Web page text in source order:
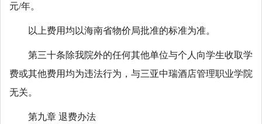
元/年。
以上费用均以海南省物价局批准的标准为准。
第三十条除我院外的任何其他单位与个人向学生收取学
费或其他费用均为违法行为，与三亚中瑞酒店管理职业学院
无关。
第九章 退费办法